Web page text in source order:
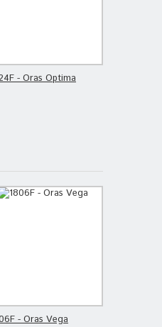
- Oras Optima
- Oras Vega